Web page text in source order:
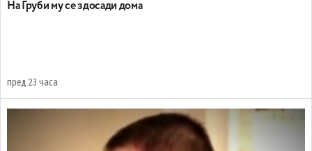
На Груби му се здосади дома
пред 23 часа